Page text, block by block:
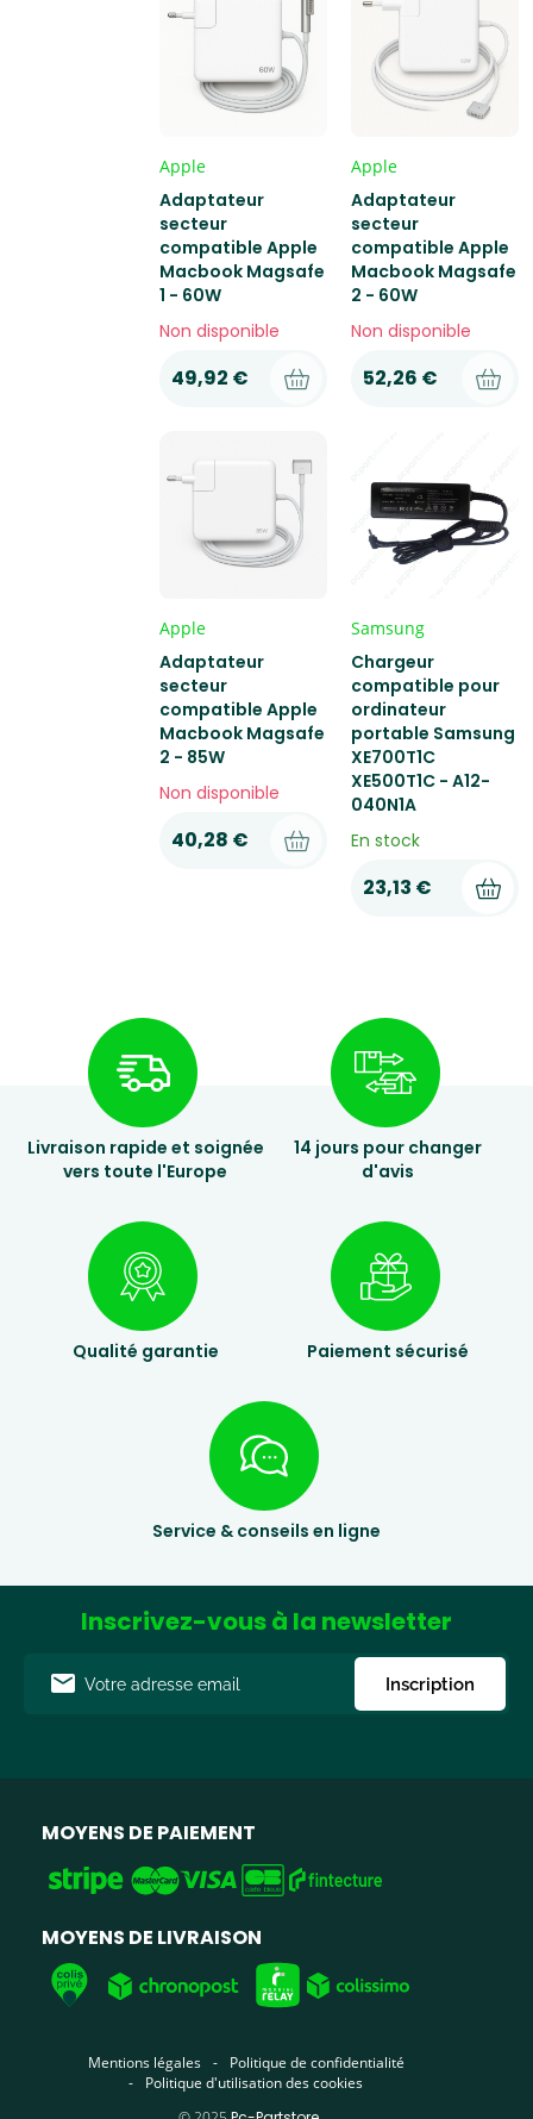
Apple
Adaptateur
secteur
compatible Apple
Macbook Magsafe
1 - 60W
Non disponible
49,92 €
Apple
Adaptateur
secteur
compatible Apple
Macbook Magsafe
2 - 60W
Non disponible
52,26 €
Apple
Adaptateur
secteur
compatible Apple
Macbook Magsafe
2 - 85W
Non disponible
40,28 €
Samsung
Chargeur
compatible pour
ordinateur
portable Samsung
XE700T1C
XE500T1C - A12-
040N1A
En stock
23,13 €
Livraison rapide et soignée
vers toute l'Europe
14 jours pour changer
d'avis
Qualité garantie Paiement sécurisé
Service & conseils en ligne
Inscrivez-vous à la newsletter
Inscription
MOYENS DE PAIEMENT
MOYENS DE LIVRAISON
Mentions légales
Politique de confidentialité
Politique d'utilisation des cookies